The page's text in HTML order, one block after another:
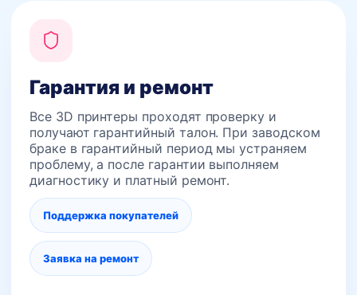
Гарантия и ремонт
Все 3D принтеры проходят проверку и
получают гарантийный талон. При заводском
браке в гарантийный период мы устраняем
проблему, а после гарантии выполняем
диагностику и платный ремонт.
Поддержка покупателей
Заявка на ремонт